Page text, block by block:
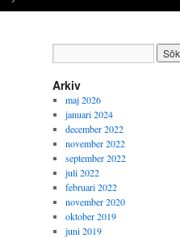
Arkiv
maj 2026
januari 2024
december 2022
november 2022
september 2022
juli 2022
februari 2022
november 2020
oktober 2019
juni 2019